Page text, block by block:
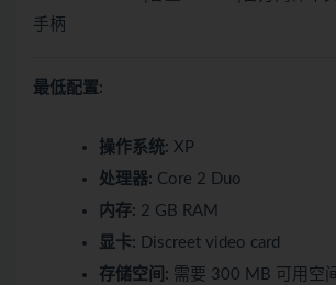
手柄
最低配置:
操作系统: XP
处理器: Core 2 Duo
内存: 2 GB RAM
显卡: Discreet video card
存储空间: 需要 300 MB 可用空间